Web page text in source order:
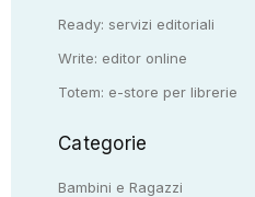
Ready: servizi editoriali
Write: editor online
Totem: e-store per librerie
Categorie
Bambini e Ragazzi